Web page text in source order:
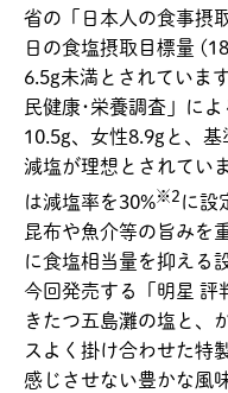
省の「日本人の食事摂
日の食塩摂取目標量
6.5g未満とされていま
民健康･栄養調査」に
10.5g、女性8.9gと、
減塩が理想とされてい
は減塩率を30%※2 に設
昆布や魚介等の旨みを
に食塩相当量を抑える
今回発売する「明星 評
きたつ五島灘の塩と、
スよく掛け合わせた特
感じさせない豊かな風